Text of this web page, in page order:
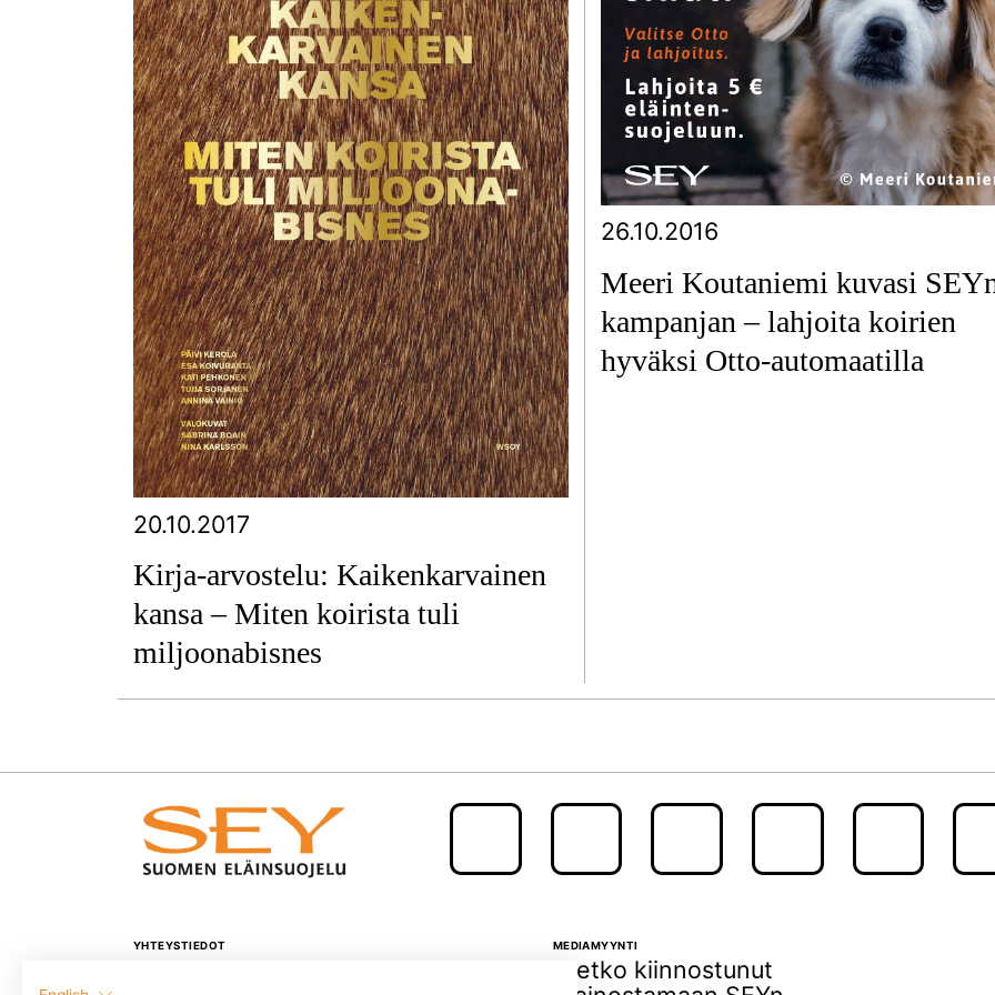
20.10.2017
Kirja-arvostelu: Kaikenkarvainen
kansa – Miten koirista tuli
miljoonabisnes
26.10.2016
Meeri Koutaniemi kuvasi
kampanjan – lahjoita koirien
hyväksi Otto-automaatilla
YHTEYSTIEDOT MEDIAMYYNTI
Oletko kiinnostunut